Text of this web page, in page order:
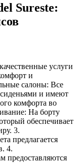
Sureste:
услуги
и
салоны: Все
и имеют
комфорта во
На борту
обеспечивает
3.
предлагается
4.
предоставляются